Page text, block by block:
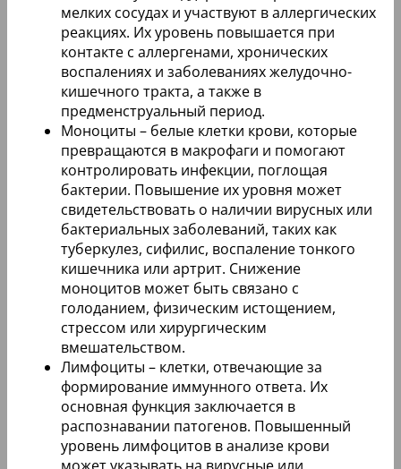
мелких сосудах и участвуют в аллергических
реакциях. Их уровень повышается при
контакте с аллергенами, хронических
воспалениях и заболеваниях желудочно-
кишечного тракта, а также в
предменструальный период.
Моноциты – белые клетки крови, которые
превращаются в макрофаги и помогают
контролировать инфекции, поглощая
бактерии. Повышение их уровня может
свидетельствовать о наличии вирусных или
бактериальных заболеваний, таких как
туберкулез, сифилис, воспаление тонкого
кишечника или артрит. Снижение
моноцитов может быть связано с
голоданием, физическим истощением,
стрессом или хирургическим
вмешательством.
Лимфоциты – клетки, отвечающие за
формирование иммунного ответа. Их
основная функция заключается в
распознавании патогенов. Повышенный
уровень лимфоцитов в анализе крови